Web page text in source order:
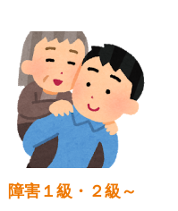
障害１級・２級～